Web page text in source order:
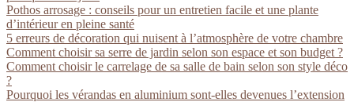
Pothos arrosage : conseils pour un entretien facile et une plante
d’intérieur en pleine santé
5 erreurs de décoration qui nuisent à l’atmosphère de votre chambre
Comment choisir sa serre de jardin selon son espace et son budget ?
Comment choisir le carrelage de sa salle de bain selon son style déco
?
Pourquoi les vérandas en aluminium sont-elles devenues l’extension